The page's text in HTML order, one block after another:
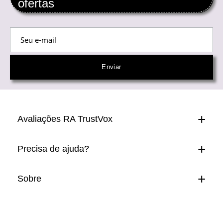
ofertas
Avaliações RA TrustVox
Precisa de ajuda?
Sobre